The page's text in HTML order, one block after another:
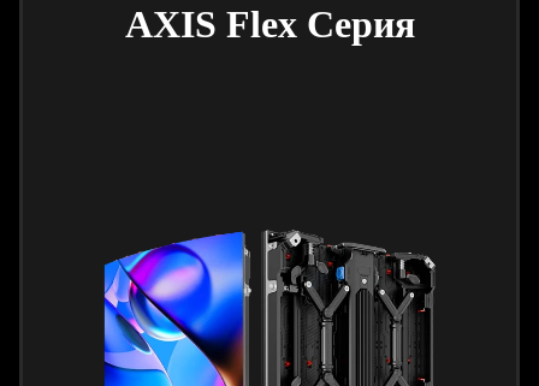
AXIS Flex Серия